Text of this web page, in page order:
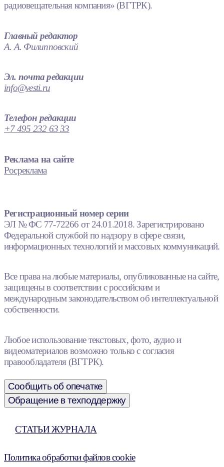
радиовещательная компания» (ВГТРК).
Главный редактор
А. А. Филипповский
Эл. почта редакции
info@vesti.ru
Телефон редакции
+7 495 232 63 33
Реклама на сайте
Росреклама
Регистрационный номер серии
ЭЛ № ФС 77-72266 от 24.01.2018. Зарегистрировано
Федеральной службой по надзору в сфере связи,
информационных технологий и массовых коммуникаций.
Все права на любые материалы, опубликованные на сайте,
защищены в соответствии с российским и
международным законодательством об интеллектуальной
собственности.
Любое использование текстовых, фото, аудио и
видеоматериалов возможно только с согласия
правообладателя (ВГТРК).
Сообщить об опечатке
Обращение в техподдержку
СТАТЬИ ЖУРНАЛА
Политика обработки файлов cookie